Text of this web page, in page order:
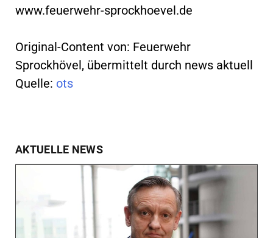
www.feuerwehr-sprockhoevel.de
Original-Content von: Feuerwehr
Sprockhövel, übermittelt durch news aktuell
Quelle: ots
AKTUELLE NEWS